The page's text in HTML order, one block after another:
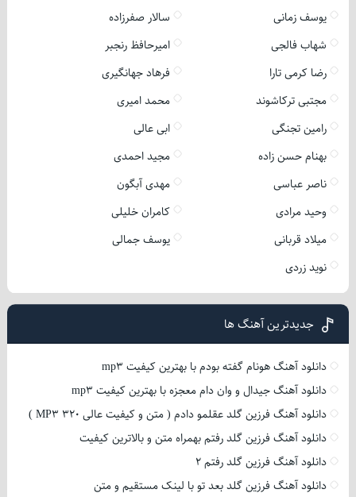
یوسف زمانی
سالار صفرزاده
شهاب فالجی
امیرحافظ رنجبر
رضا کرمی تارا
فرهاد جهانگیری
مجتبی ترکاشوند
محمد امیری
رامین تجنگی
ابی عالی
بهنام حسن زاده
مجید احمدی
ناصر عباسی
مهدی آبگون
وحید مرادی
کامران خلیلی
میلاد قربانی
یوسف جمالی
نوید زردی
جدیدترین آهنگ ها
دانلود آهنگ هونام گفته بودم با بهترین کیفیت mp3
دانلود آهنگ جیدال و وان دام معجزه با بهترین کیفیت mp3
دانلود آهنگ فرزین گلد عقلمو دادم ( متن و کیفیت عالی 320 MP3 )
دانلود آهنگ فرزین گلد رفتم بهمراه متن و بالاترین کیفیت
دانلود آهنگ فرزین گلد رفتم 2
دانلود آهنگ فرزین گلد بعد تو با لینک مستقیم و متن